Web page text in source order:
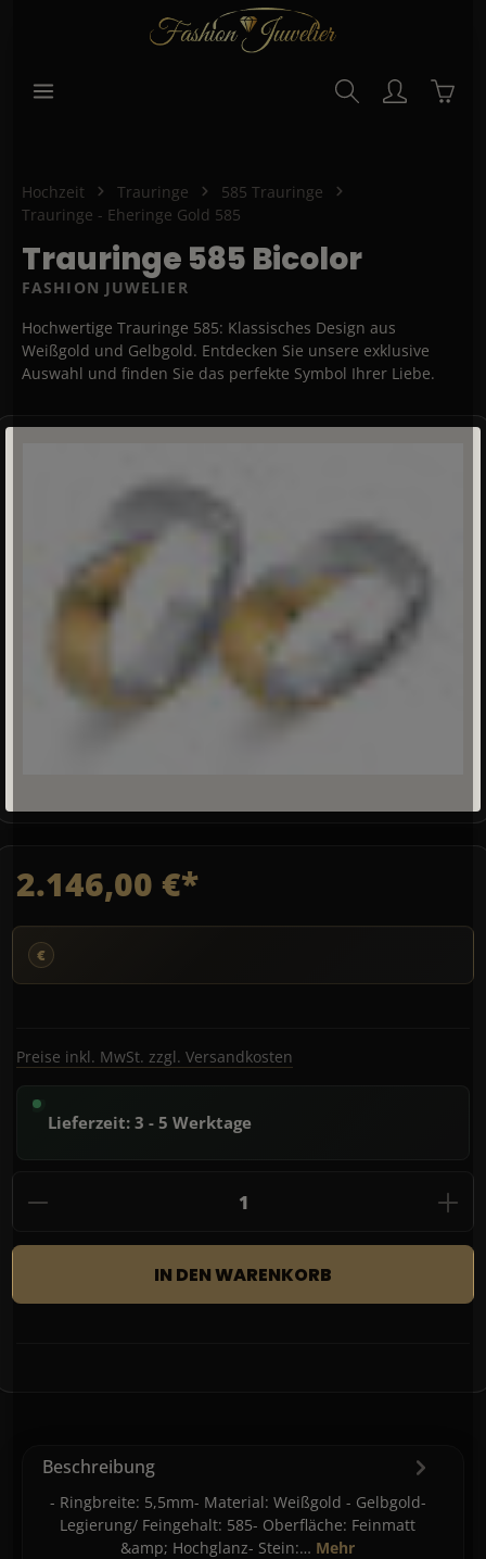
Hochzeit Trauringe
585 Trauringe
Trauringe - Eheringe Gold 585
Trauringe 585 Bicolor
FASHION JUWELIER
Hochwertige Trauringe 585: Klassisches Design aus
Weißgold und Gelbgold. Entdecken Sie unsere exklusive
Auswahl und finden Sie das perfekte Symbol Ihrer Liebe.
Bildergalerie überspringen
2.146,00 €*
Preise inkl. MwSt. zzgl. Versandkosten
Lieferzeit: 3 - 5 Werktage
Produkt Anzahl: Gib den gewünschten
IN DEN WARENKORB
Beschreibung
- Ringbreite: 5,5mm- Material: Weißgold - Gelbgold-
Legierung/ Feingehalt: 585- Oberfläche: Feinmatt
&amp; Hochglanz- Stein:… Mehr